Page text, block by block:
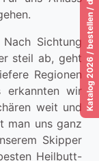
Sichtung
steil ab, geht
Regionen
erkannten wir
weit und
man uns ganz
Skipper
Heilbutt-